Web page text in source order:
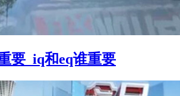
要_iq和eq谁重要